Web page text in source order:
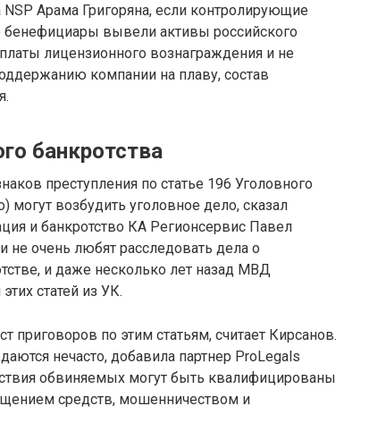
Арама Григоряна, если контролирующие
бенефициары вывели активы российского
лицензионного вознаграждения и не
компании на плаву, состав
банкротства
преступления по статье 196 Уголовного
могут возбудить уголовное дело, сказал
и банкротство КА Регионсервис Павел
не очень любят расследовать дела о
и даже несколько лет назад МВД
статей из УК.
приговоров по этим статьям, считает Кирсанов.
нечасто, добавила партнер ProLegals
обвиняемых могут быть квалифицированы
средств, мошенничеством и